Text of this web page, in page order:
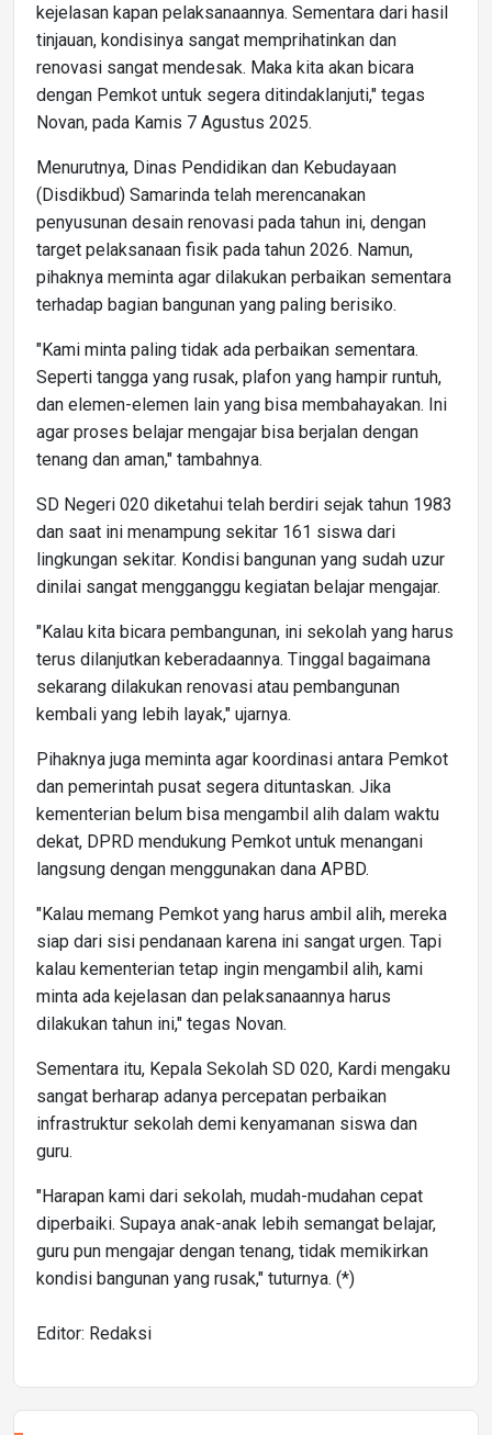
kejelasan kapan pelaksanaannya. Sementara dari hasil
tinjauan, kondisinya sangat memprihatinkan dan
renovasi sangat mendesak. Maka kita akan bicara
dengan Pemkot untuk segera ditindaklanjuti," tegas
Novan, pada Kamis 7 Agustus 2025.
Menurutnya, Dinas Pendidikan dan Kebudayaan
(Disdikbud) Samarinda telah merencanakan
penyusunan desain renovasi pada tahun ini, dengan
target pelaksanaan fisik pada tahun 2026. Namun,
pihaknya meminta agar dilakukan perbaikan sementara
terhadap bagian bangunan yang paling berisiko.
"Kami minta paling tidak ada perbaikan sementara.
Seperti tangga yang rusak, plafon yang hampir runtuh,
dan elemen-elemen lain yang bisa membahayakan. Ini
agar proses belajar mengajar bisa berjalan dengan
tenang dan aman," tambahnya.
SD Negeri 020 diketahui telah berdiri sejak tahun 1983
dan saat ini menampung sekitar 161 siswa dari
lingkungan sekitar. Kondisi bangunan yang sudah uzur
dinilai sangat mengganggu kegiatan belajar mengajar.
"Kalau kita bicara pembangunan, ini sekolah yang harus
terus dilanjutkan keberadaannya. Tinggal bagaimana
sekarang dilakukan renovasi atau pembangunan
kembali yang lebih layak," ujarnya.
Pihaknya juga meminta agar koordinasi antara Pemkot
dan pemerintah pusat segera dituntaskan. Jika
kementerian belum bisa mengambil alih dalam waktu
dekat, DPRD mendukung Pemkot untuk menangani
langsung dengan menggunakan dana APBD.
"Kalau memang Pemkot yang harus ambil alih, mereka
siap dari sisi pendanaan karena ini sangat urgen. Tapi
kalau kementerian tetap ingin mengambil alih, kami
minta ada kejelasan dan pelaksanaannya harus
dilakukan tahun ini," tegas Novan.
Sementara itu, Kepala Sekolah SD 020, Kardi mengaku
sangat berharap adanya percepatan perbaikan
infrastruktur sekolah demi kenyamanan siswa dan
guru.
"Harapan kami dari sekolah, mudah-mudahan cepat
diperbaiki. Supaya anak-anak lebih semangat belajar,
guru pun mengajar dengan tenang, tidak memikirkan
kondisi bangunan yang rusak," tuturnya. (*)
Editor: Redaksi